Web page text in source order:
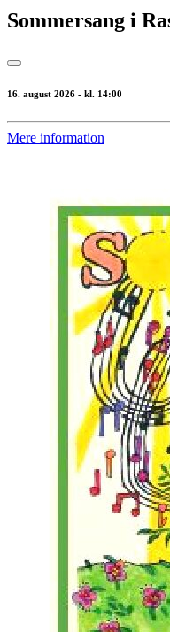
Sommersang i
16. august 2026 - kl. 14:00
Mere information